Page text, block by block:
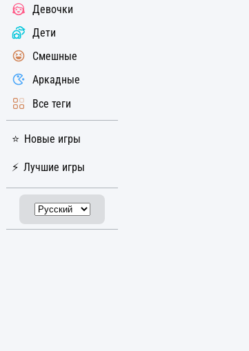
Девочки
Дети
Смешные
Аркадные
Все теги
Новые игры
Лучшие игры